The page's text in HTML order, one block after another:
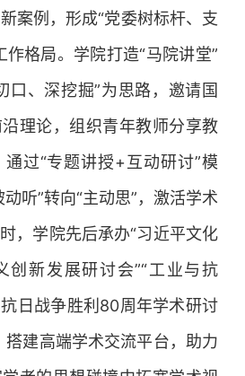
案例，形成“党委树标杆、支
作格局。学院打造“马院讲堂”
口、深挖掘”为思路，邀请国
理论，组织青年教师分享教
过“专题讲授+互动研讨”模
听”转向“主动思”，激活学术
，学院先后承办“习近平文化
创新发展研讨会”“工业与抗
日战争胜利80周年学术研讨
搭建高端学术交流平台，助力